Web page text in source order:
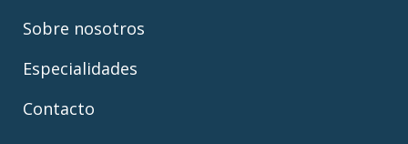
Sobre nosotros
Especialidades
Contacto